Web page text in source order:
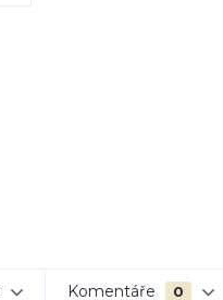
Komentáře 0